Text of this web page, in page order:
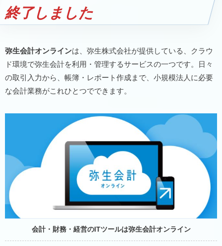
終了しました
弥生会計オンラインは、弥生株式会社が提供している、クラウ
ド環境で弥生会計を利用・管理するサービスの一つです。日々
の取引入力から、帳簿・レポート作成まで、小規模法人に必要
な会計業務がこれひとつでできます。
会計・財務・経営のITツールは弥生会計オンライン